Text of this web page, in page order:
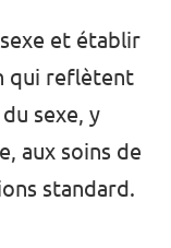
et établir
qui reflètent
sexe, y
aux soins de
standard.